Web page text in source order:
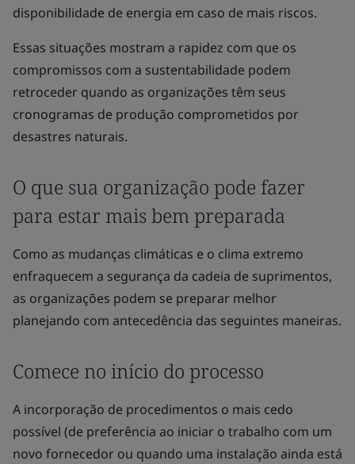
disponibilidade de energia em caso de mais riscos.
Essas situações mostram a rapidez com que os
compromissos com a sustentabilidade podem
retroceder quando as organizações têm seus
cronogramas de produção comprometidos por
desastres naturais.
O que sua organização pode fazer
para estar mais bem preparada
Como as mudanças climáticas e o clima extremo
enfraquecem a segurança da cadeia de suprimentos,
as organizações podem se preparar melhor
planejando com antecedência das seguintes maneiras.
Comece no início do processo
A incorporação de procedimentos o mais cedo
possível (de preferência ao iniciar o trabalho com um
novo fornecedor ou quando uma instalação ainda está